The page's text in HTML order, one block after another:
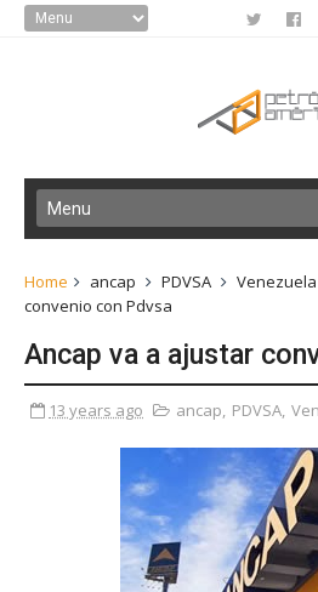
Home ancap PDVSA Venezuela
convenio con Pdvsa
Ancap va a ajustar
13 years ago ancap, PDVSA,